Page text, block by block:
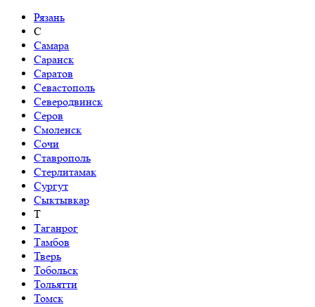
Рязань
С
Самара
Саранск
Саратов
Севастополь
Северодвинск
Серов
Смоленск
Сочи
Ставрополь
Стерлитамак
Сургут
Сыктывкар
Т
Таганрог
Тамбов
Тверь
Тобольск
Тольятти
Томск